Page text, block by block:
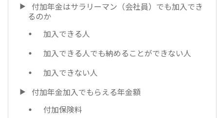
付加年金はサラリーマン（会社員）でも加入でき
るのか
加入できる人
加入できる人でも納めることができない人
加入できない人
付加年金加入でもらえる年金額
付加保険料